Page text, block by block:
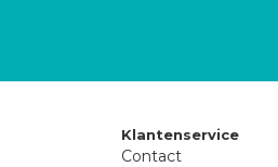
Klantenservice
Contact